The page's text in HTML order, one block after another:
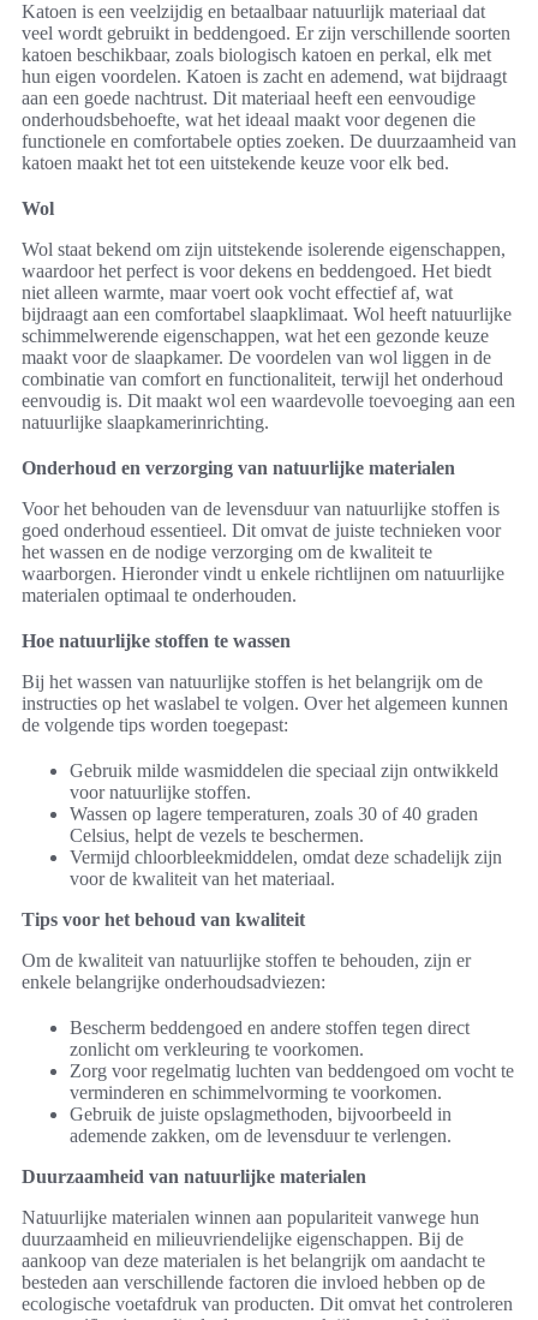
Katoen is een veelzijdig en betaalbaar natuurlijk materiaal dat
veel wordt gebruikt in beddengoed. Er zijn verschillende soorten
katoen beschikbaar, zoals biologisch katoen en perkal, elk met
hun eigen voordelen. Katoen is zacht en ademend, wat bijdraagt
aan een goede nachtrust. Dit materiaal heeft een eenvoudige
onderhoudsbehoefte, wat het ideaal maakt voor degenen die
functionele en comfortabele opties zoeken. De duurzaamheid van
katoen maakt het tot een uitstekende keuze voor elk bed.
Wol
Wol staat bekend om zijn uitstekende isolerende eigenschappen,
waardoor het perfect is voor dekens en beddengoed. Het biedt
niet alleen warmte, maar voert ook vocht effectief af, wat
bijdraagt aan een comfortabel slaapklimaat. Wol heeft natuurlijke
schimmelwerende eigenschappen, wat het een gezonde keuze
maakt voor de slaapkamer. De voordelen van wol liggen in de
combinatie van comfort en functionaliteit, terwijl het onderhoud
eenvoudig is. Dit maakt wol een waardevolle toevoeging aan een
natuurlijke slaapkamerinrichting.
Onderhoud en verzorging van natuurlijke materialen
Voor het behouden van de levensduur van natuurlijke stoffen is
goed onderhoud essentieel. Dit omvat de juiste technieken voor
het wassen en de nodige verzorging om de kwaliteit te
waarborgen. Hieronder vindt u enkele richtlijnen om natuurlijke
materialen optimaal te onderhouden.
Hoe natuurlijke stoffen te wassen
Bij het wassen van natuurlijke stoffen is het belangrijk om de
instructies op het waslabel te volgen. Over het algemeen kunnen
de volgende tips worden toegepast:
Gebruik milde wasmiddelen die speciaal zijn ontwikkeld
voor natuurlijke stoffen.
Wassen op lagere temperaturen, zoals 30 of 40 graden
Celsius, helpt de vezels te beschermen.
Vermijd chloorbleekmiddelen, omdat deze schadelijk zijn
voor de kwaliteit van het materiaal.
Tips voor het behoud van kwaliteit
Om de kwaliteit van natuurlijke stoffen te behouden, zijn er
enkele belangrijke onderhoudsadviezen:
Bescherm beddengoed en andere stoffen tegen direct
zonlicht om verkleuring te voorkomen.
Zorg voor regelmatig luchten van beddengoed om vocht te
verminderen en schimmelvorming te voorkomen.
Gebruik de juiste opslagmethoden, bijvoorbeeld in
ademende zakken, om de levensduur te verlengen.
Duurzaamheid van natuurlijke materialen
Natuurlijke materialen winnen aan populariteit vanwege hun
duurzaamheid en milieuvriendelijke eigenschappen. Bij de
aankoop van deze materialen is het belangrijk om aandacht te
besteden aan verschillende factoren die invloed hebben op de
ecologische voetafdruk van producten. Dit omvat het controleren